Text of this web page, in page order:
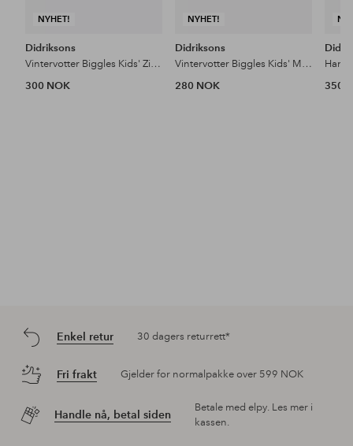
NYHET!
Didriksons
Vintervotter Biggles Kids' Zip Mittens
300 NOK
NYHET!
Didriksons
Vintervotter Biggles Kids' Mittens
280 NOK
350
Enkel retur 30 dagers returrett*
Fri frakt Gjelder for normalpakke over 599 NOK
Handle nå, betal siden
Betale med elpy. Les mer i
kassen.